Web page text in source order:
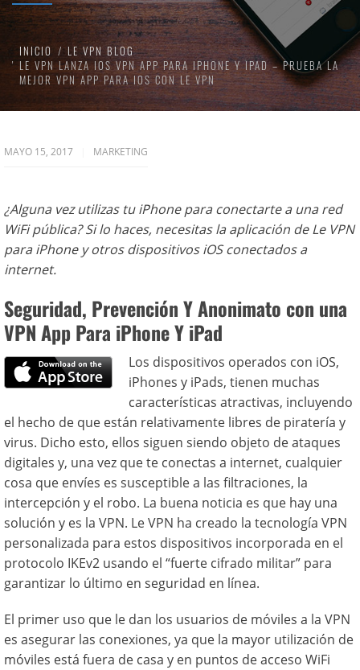
INICIO
LE VPN BLOG
LE VPN LANZA IOS VPN APP PARA IPHONE Y IPAD – PRUEBA LA
MEJOR VPN APP PARA IOS CON LE VPN
MAYO 15, 2017 MARKETING
¿Alguna vez utilizas tu iPhone para conectarte a una red
WiFi pública? Si lo haces, necesitas la aplicación de Le VPN
para iPhone y otros dispositivos iOS conectados a
internet.
Seguridad, Prevención Y Anonimato con una
VPN App Para iPhone Y iPad
Los dispositivos operados con iOS,
iPhones y iPads, tienen muchas
características atractivas, incluyendo
el hecho de que están relativamente libres de piratería y
virus. Dicho esto, ellos siguen siendo objeto de ataques
digitales y, una vez que te conectas a internet, cualquier
cosa que envíes es susceptible a las filtraciones, la
intercepción y el robo. La buena noticia es que hay una
solución y es la VPN. Le VPN ha creado la tecnología VPN
personalizada para estos dispositivos incorporada en el
protocolo IKEv2 usando el “fuerte cifrado militar” para
garantizar lo último en seguridad en línea.
El primer uso que le dan los usuarios de móviles a la VPN
es asegurar las conexiones, ya que la mayor utilización de
móviles está fuera de casa y en puntos de acceso WiFi